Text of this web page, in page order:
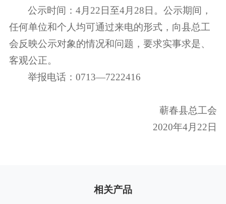
公示时间：4月22 日至4月28 日。公示期间，
任何单位和个人均可通过来电的形式，向县总工
会反映公示对象的情况和问题，要求实事求是、
客观公正。
举报电话：0713—7222416
蕲春县总工会
2020年4月22 日
相关产品